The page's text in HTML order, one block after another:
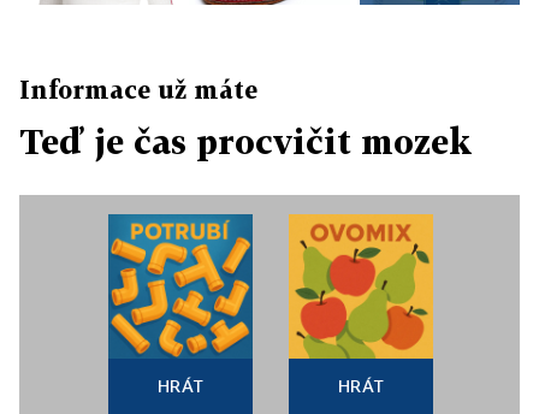
Informace už máte
Teď je čas procvičit mozek
HRÁT HRÁT